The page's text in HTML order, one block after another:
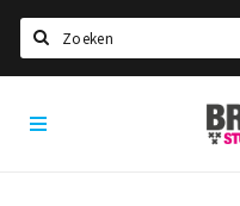
HOME